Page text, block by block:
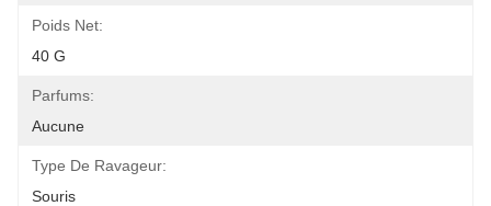
Poids Net:
40 G
Parfums:
Aucune
Type De Ravageur:
Souris